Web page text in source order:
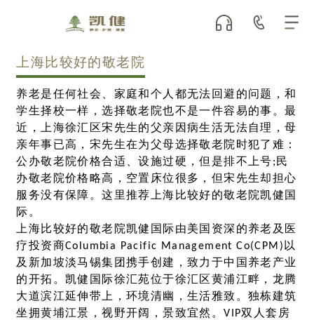
上海比较好的敬老院
养老是任何社会、家庭和个人都无法回避的问题，和
学生择校一样，选择敬老院也不是一件容易的事。最
近，上海徐汇区宋先生的父亲因病生活无法自理，母
亲年事已高，宋先生在为父母选择敬老院时犯了难：
公办敬老院价格合适、设施过硬，但是排不上号;民
办敬老院价格略高，空置床位很多，但宋先生却担心
服务没有保障。这里推荐上海比较好的敬老院凯健国
际。
上海比较好的敬老院凯健国际由美国资深的养老及医
疗投资商Columbia Pacific Management Co(CPM)以
及新加坡淡马锡集团携手创建，致力于中国养老产业
的开拓。凯健国际徐汇苑位于徐汇区黄浦江畔，龙腾
大道滨江延伸带上，环境清幽，生活雅致。独栋建筑
坐拥黄埔江景，视野开阔，景致宜然。VIP双人套房